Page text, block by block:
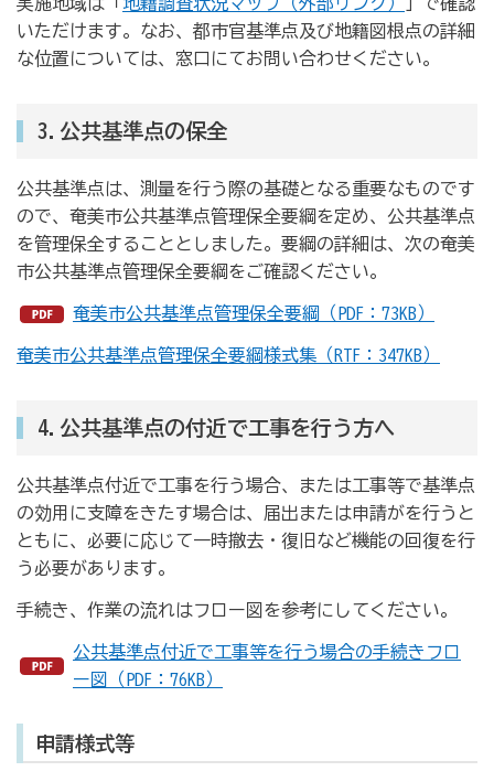
いただけます。なお、都市官基準点及び地籍図根点の詳細
な位置については、窓口にてお問い合わせください。
3.公共基準点の保全
公共基準点は、測量を行う際の基礎となる重要なものです
ので、奄美市公共基準点管理保全要綱を定め、公共基準点
を管理保全することとしました。要綱の詳細は、次の奄美
市公共基準点管理保全要綱をご確認ください。
奄美市公共基準点管理保全要綱（PDF：73KB）
奄美市公共基準点管理保全要綱様式集（RTF：347KB）
4.公共基準点の付近で工事を行う方へ
公共基準点付近で工事を行う場合、または工事等で基準点
の効用に支障をきたす場合は、届出または申請がを行うと
ともに、必要に応じて一時撤去・復旧など機能の回復を行
う必要があります。
手続き、作業の流れはフロー図を参考にしてください。
公共基準点付近で工事等を行う場合の手続きフロ
ー図（PDF：76KB）
申請様式等